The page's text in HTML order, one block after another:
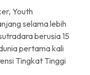
Youth
selama lebih
berusia 15
pertama kali
Tingkat Tinggi